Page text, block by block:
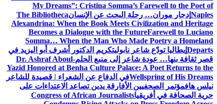
My Dreams”: Cristina
البحث عن الإنسانThe Bibliotheca
Alexandrina: When the Book
Becomes a Dialogue with the
Somma… When the Man Who
تكريم الدكتور أشرف أبو اليزيد في
إلى منبع الحلمDr. Ashraf Aboul-
Yazid Honored at Benha Culture
في الدفاع عن الشعراء | قصيدة للشاعر
يدين تصاعد الاعتداءات على
Congress of African